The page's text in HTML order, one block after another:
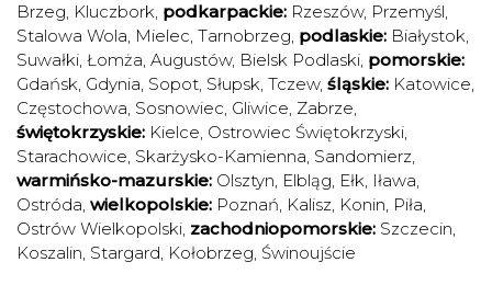
Brzeg, Kluczbork, podkarpackie: Rzeszów, Przemyśl,
Stalowa Wola, Mielec, Tarnobrzeg, podlaskie: Białystok,
Suwałki, Łomża, Augustów, Bielsk Podlaski, pomorskie:
Gdańsk, Gdynia, Sopot, Słupsk, Tczew, śląskie: Katowice,
Częstochowa, Sosnowiec, Gliwice, Zabrze,
świętokrzyskie: Kielce, Ostrowiec Świętokrzyski,
Starachowice, Skarżysko-Kamienna, Sandomierz,
warmińsko-mazurskie: Olsztyn, Elbląg, Ełk, Iława,
Ostróda, wielkopolskie: Poznań, Kalisz, Konin, Piła,
Ostrów Wielkopolski, zachodniopomorskie: Szczecin,
Koszalin, Stargard, Kołobrzeg, Świnoujście